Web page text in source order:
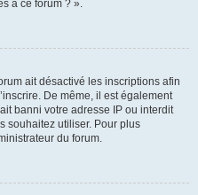
à ce forum ? ».
ait désactivé les inscriptions afin
De même, il est également
banni votre adresse IP ou interdit
souhaitez utiliser. Pour plus
du forum.